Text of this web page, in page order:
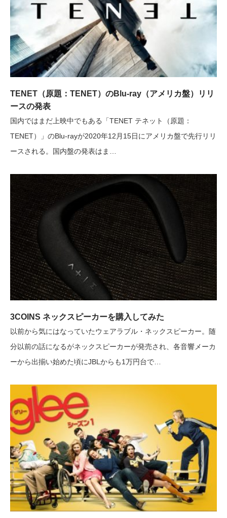
TENET（原題：TENET）のBlu-ray（アメリカ盤）リリ
ースの発表
国内ではまだ上映中でもある「TENET テネット（原題：
TENET）」のBlu-rayが2020年12月15日にアメリカ盤で先行リリ
ースされる。国内盤の発表はま…
3COINS ネックスピーカーを購入してみた
以前から気にはなっていたウェアラブル・ネックスピーカー。随
分以前の話になるがネックスピーカーが発売され、各音響メーカ
ーから出揃い始めた頃にJBLからも1万円台で…